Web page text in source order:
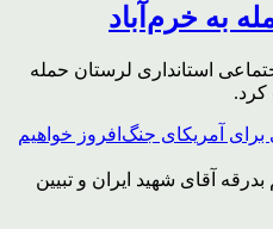
به خرم‌آباد
استانداری لرستان حمله
کرد.
آقای شهید ایران و تبیین